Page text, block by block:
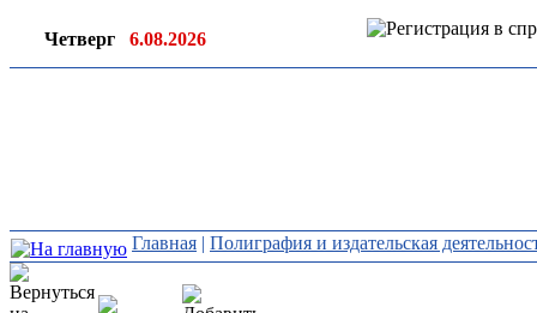
Четверг 6.08.2026
Главная | Полиграфия и издательская